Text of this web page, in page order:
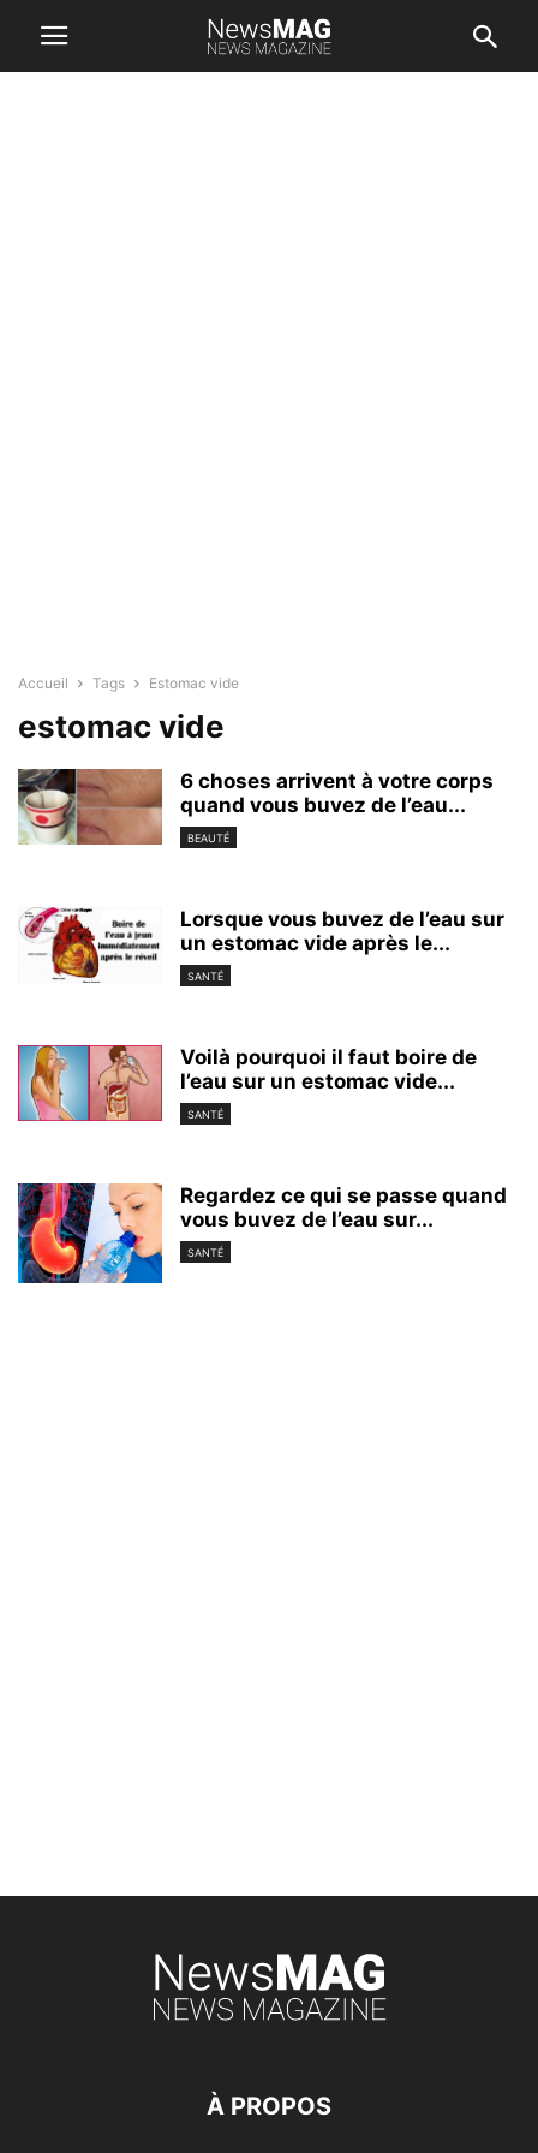
Accueil Tags Estomac vide
estomac vide
6 choses arrivent à votre corps
quand vous buvez de l’eau...
BEAUTÉ
Lorsque vous buvez de l’eau sur
un estomac vide après le...
SANTÉ
Voilà pourquoi il faut boire de
l’eau sur un estomac vide...
SANTÉ
Regardez ce qui se passe quand
vous buvez de l’eau sur...
SANTÉ
À PROPOS